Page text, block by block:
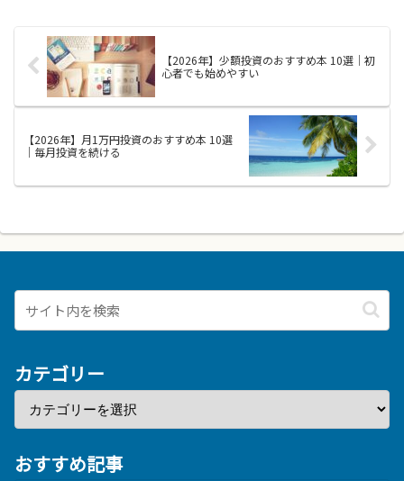
見極められるため、不意のトラブ
ルを回避しやすくなります。判
例...
に...
【2026年】少額投資のおすすめ本 10選｜初
心者でも始めやすい
【2026年】月1万円投資のおすすめ本 10選
｜毎月投資を続ける
カテゴリー
おすすめ記事